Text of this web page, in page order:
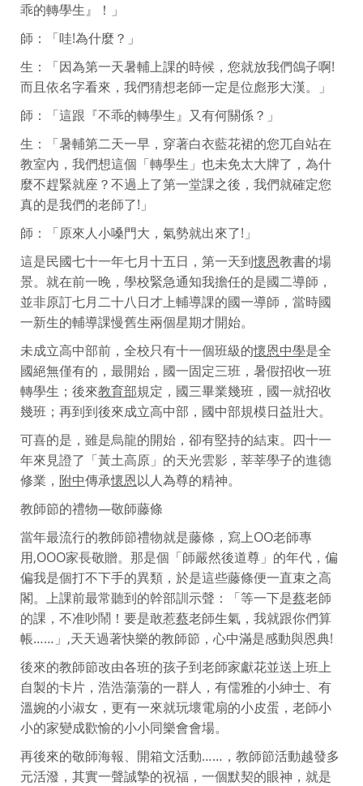
乖的轉學生』！」
師：「哇!為什麼？」
生：「因為第一天暑輔上課的時候，您就放我們鴿子啊!
而且依名字看來，我們猜想老師一定是位彪形大漢。」
師：「這跟『不乖的轉學生』又有何關係？」
生：「暑輔第二天一早，穿著白衣藍花裙的您兀自站在
教室內，我們想這個「轉學生」也未免太大牌了，為什
麼不趕緊就座？不過上了第一堂課之後，我們就確定您
真的是我們的老師了!」
師：「原來人小嗓門大，氣勢就出來了!」
這是民國七十一年七月十五日，第一天到懷恩教書的場
景。就在前一晚，學校緊急通知我擔任的是國二導師，
並非原訂七月二十八日才上輔導課的國一導師，當時國
一新生的輔導課慢舊生兩個星期才開始。
未成立高中部前，全校只有十一個班級的懷恩中學是全
國絕無僅有的，最開始，國一固定三班，暑假招收一班
轉學生；後來教育部規定，國三畢業幾班，國一就招收
幾班；再到到後來成立高中部，國中部規模日益壯大。
可喜的是，雖是烏龍的開始，卻有堅持的結束。四十一
年來見證了「黃土高原」的天光雲影，莘莘學子的進德
修業， 附中傳承懷恩以人為尊的精神。
教師節的禮物—敬師藤條
當年最流行的教師節禮物就是藤條，寫上OO老師專
用,OOO家長敬贈。那是個「師嚴然後道尊」的年代，偏
偏我是個打不下手的異類，於是這些藤條便一直束之高
閣。上課前最常聽到的幹部訓示聲：「等一下是蔡老師
的課，不准吵鬧！要是敢惹蔡老師生氣，我就跟你們算
帳……」,天天過著快樂的教師節，心中滿是感動與恩典!
後來的教師節改由各班的孩子到老師家獻花並送上班上
自製的卡片，浩浩蕩蕩的一群人，有儒雅的小紳士、有
溫婉的小淑女，更有一來就玩壞電扇的小皮蛋，老師小
小的家變成歡愉的小小同樂會會場。
再後來的敬師海報、開箱文活動……，教師節活動越發多
元活潑，其實一聲誠摯的祝福，一個默契的眼神，就是